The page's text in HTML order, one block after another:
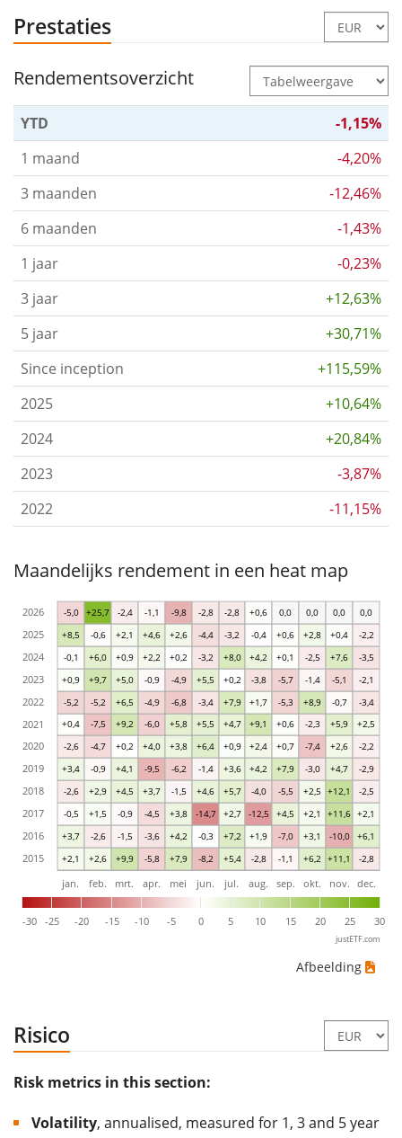
Prestaties
Rendementsoverzicht
YTD
-1,15%
1 maand
-4,20%
3 maanden
-12,46%
6 maanden
-1,43%
1 jaar
-0,23%
3 jaar
+12,63%
5 jaar
+30,71%
Since inception
+115,59%
2025
+10,64%
2024
+20,84%
2023
-3,87%
2022
-11,15%
Maandelijks rendement in een heat map
+2,1 +2,6 +9,9 -5,8 +7,9 -8,2 +5,4 -2,8 -1,1 +6,2 +11,1 -2,8
+3,7 -2,6 -1,5 -3,6 +4,2 -0,3 +7,2 +1,9 -7,0 +3,1 -10,0 +6,1
-0,5 +1,5 -0,9 -4,5 +3,8 -14,7 +2,7 -12,5 +4,5 +2,1 +11,6 +2,1
-2,6 +2,9 +4,5 +3,7 -1,5 +4,6 +5,7 -4,0 -5,5 +2,5 +12,1 -2,5
+3,4 -0,9 +4,1 -9,5 -6,2 -1,4 +3,6 +4,2 +7,9 -3,0 +4,7 -2,9
-2,6 -4,7 +0,2 +4,0 +3,8 +6,4 +0,9 +2,4 +0,7 -7,4 +2,6 -2,2
+0,4 -7,5 +9,2 -6,0 +5,8 +5,5 +4,7 +9,1 +0,6 -2,3 +5,9 +2,5
-5,2 -5,2 +6,5 -4,9 -6,8 -3,4 +7,9 +1,7 -5,3 +8,9 -0,7 -3,4
+0,9 +9,7 +5,0 -0,9 -4,9 +5,5 +0,2 -3,8 -5,7 -1,4 -5,1 -2,1
-0,1 +6,0 +0,9 +2,2 +0,2 -3,2 +8,0 +4,2 +0,1 -2,5 +7,6 -3,5
+8,5 -0,6 +2,1 +4,6 +2,6 -4,4 -3,2 -0,4 +0,6 +2,8 +0,4 -2,2
-5,0 +25,7 -2,4 -1,1 -9,8 -2,8 -2,8 +0,6 0,0 0,0 0,0 0,0
-30 -25 -20 -15 -10 -5 0 5 10 15 20 25 30
jan. feb. mrt. apr. mei jun. jul. aug. sep. okt. nov. dec.
2015
2016
2017
2018
2019
2020
2021
2022
2023
2024
2025
2026
justETF.com
Afbeelding
Risico
Risk metrics in this section:
Volatility, annualised, measured for 1, 3 and 5 year